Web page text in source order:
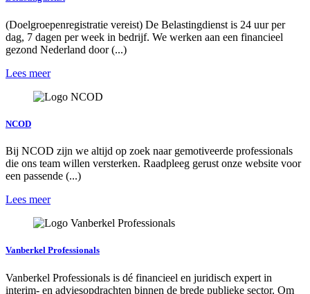
(Doelgroepenregistratie vereist) De Belastingdienst is 24 uur per
dag, 7 dagen per week in bedrijf. We werken aan een financieel
gezond Nederland door (...)
Lees meer
NCOD
Bij NCOD zijn we altijd op zoek naar gemotiveerde professionals
die ons team willen versterken. Raadpleeg gerust onze website voor
een passende (...)
Lees meer
Vanberkel Professionals
Vanberkel Professionals is dé financieel en juridisch expert in
interim- en adviesopdrachten binnen de brede publieke sector. Om